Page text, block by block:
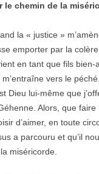
le chemin de la
la « justice »
emporter par la
en tant que fils bien-
m’entraîne vers le
Dieu lui-même que
Alors, que
d’aimer, en toute
a parcouru et qu’il
miséricorde.